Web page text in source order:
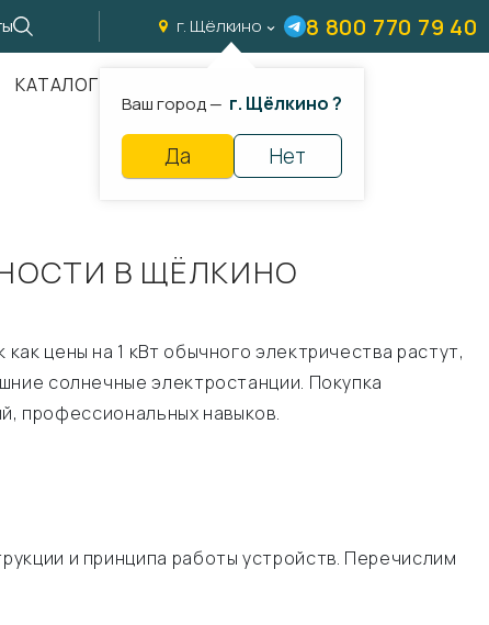
г. Щёлкино
Ваш город — г. Щёлкино ?
Да Нет
8 800 770 79 40
КАТАЛОГ
В ЩЁЛКИНО
цены на 1 кВт обычного электричества растут,
солнечные электростанции. Покупка
профессиональных навыков.
и принципа работы устройств. Перечислим